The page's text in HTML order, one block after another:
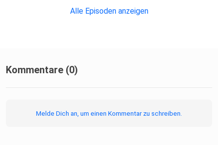
Alle Episoden anzeigen
Kommentare (0)
Melde Dich an, um einen Kommentar zu schreiben.